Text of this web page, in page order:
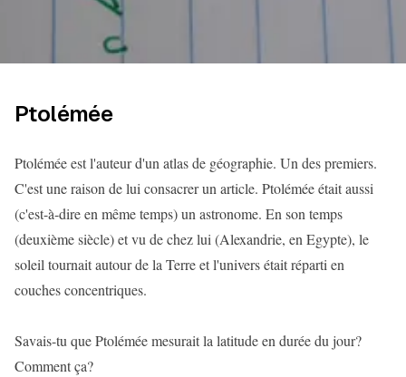
Ptolémée
Ptolémée est l'auteur d'un atlas de géographie. Un des premiers.
C'est une raison de lui consacrer un article. Ptolémée était aussi
(c'est-à-dire en même temps) un astronome. En son temps
(deuxième siècle) et vu de chez lui (Alexandrie, en Egypte), le
soleil tournait autour de la Terre et l'univers était réparti en
couches concentriques.
Savais-tu que Ptolémée mesurait la latitude en durée du jour?
Comment ça?